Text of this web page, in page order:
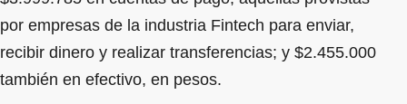
por empresas de la industria Fintech para enviar,
recibir dinero y realizar transferencias; y $2.455.000
también en efectivo, en pesos.